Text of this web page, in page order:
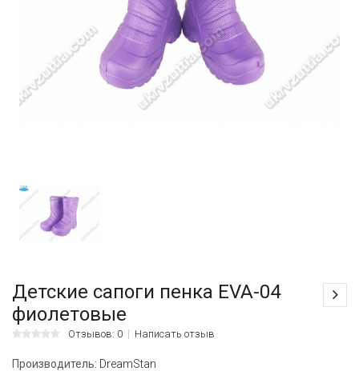
Детские сапоги пенка EVA-04
фиолетовые
Отзывов: 0 Написать отзыв
Производитель: DreamStan